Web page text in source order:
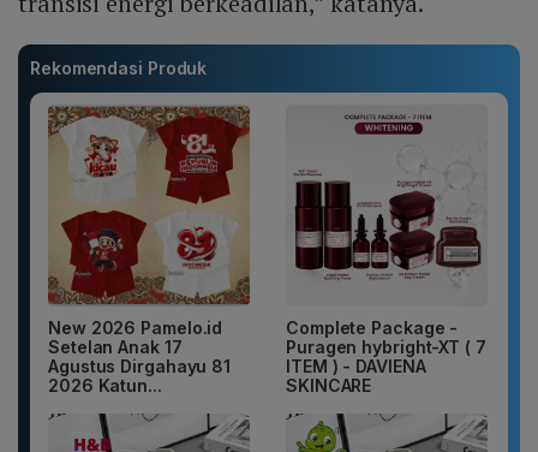
Rekomendasi Produk
New 2026 Pamelo.id
Setelan Anak 17
Agustus Dirgahayu 81
2026 Katun...
Complete Package -
Puragen hybright-XT ( 7
ITEM ) - DAVIENA
SKINCARE